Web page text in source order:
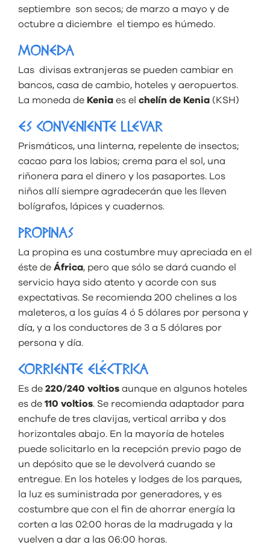
septiembre son secos; de marzo a mayo y de
octubre a diciembre el tiempo es húmedo.
MONEDA
Las divisas extranjeras se pueden cambiar en
bancos, casa de cambio, hoteles y aeropuertos.
La moneda de Kenia es el chelín de Kenia (KSH)
ES CONVENIENTE LLEVAR
Prismáticos, una linterna, repelente de insectos;
cacao para los labios; crema para el sol, una
riñonera para el dinero y los pasaportes. Los
niños allí siempre agradecerán que les lleven
bolígrafos, lápices y cuadernos.
PROPINAS
La propina es una costumbre muy apreciada en el
éste de África, pero que sólo se dará cuando el
servicio haya sido atento y acorde con sus
expectativas. Se recomienda 200 chelines a los
maleteros, a los guías 4 ó 5 dólares por persona y
día, y a los conductores de 3 a 5 dólares por
persona y día.
CORRIENTE ELÉCTRICA
Es de 220/240 voltios aunque en algunos hoteles
es de 110 voltios. Se recomienda adaptador para
enchufe de tres clavijas, vertical arriba y dos
horizontales abajo. En la mayoría de hoteles
puede solicitarlo en la recepción previo pago de
un depósito que se le devolverá cuando se
entregue. En los hoteles y lodges de los parques,
la luz es suministrada por generadores, y es
costumbre que con el fin de ahorrar energía la
corten a las 02:00 horas de la madrugada y la
vuelven a dar a las 06:00 horas.